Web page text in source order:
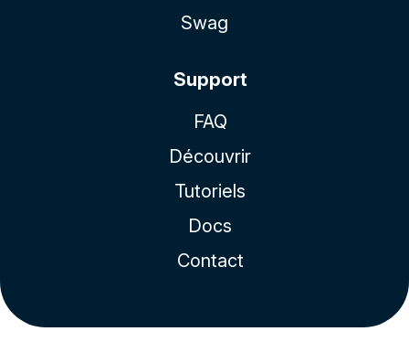
Swag
Support
FAQ
Découvrir
Tutoriels
Docs
Contact